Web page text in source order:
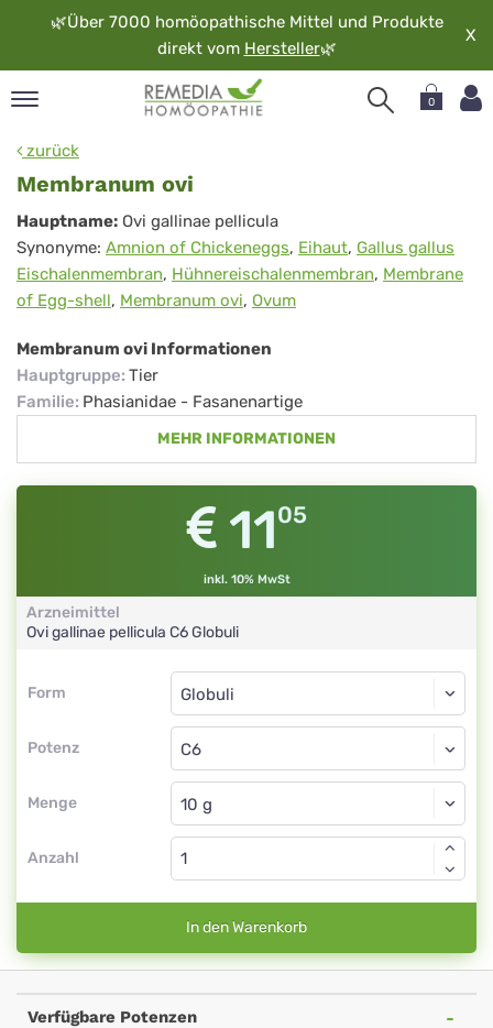
🌿Über 7000 homöopathische Mittel und Produkte
direkt vom Hersteller🌿
X
0
zurück
Membranum ovi
Membranum
ovi
Hauptname: Ovi gallinae pellicula
Synonyme: Amnion of Chickeneggs, Eihaut, Gallus gallus
Eischalenmembran, Hühnereischalenmembran, Membrane
of Egg-shell, Membranum ovi, Ovum
Membranum ovi Informationen
Hauptgruppe: Tier
Familie: Phasianidae - Fasanenartige
MEHR INFORMATIONEN
1105
inkl. 10% MwSt
Arzneimittel
Ovi gallinae pellicula C6Globuli
Form
Form
Potenz
Globuli
C6
Menge
Globuli
Anzahl
In den Warenkorb
Verfügbare Potenzen